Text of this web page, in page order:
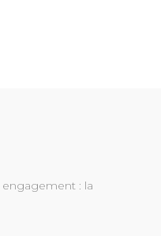
engagement : la